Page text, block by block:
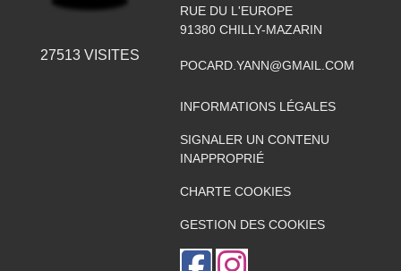
27513VISITES
RUE DU L'EUROPE
91380 CHILLY-MAZARIN
POCARD.YANN@GMAIL.COM
INFORMATIONS LÉGALES
SIGNALER UN CONTENU
INAPPROPRIÉ
CHARTE COOKIES
GESTION DES COOKIES